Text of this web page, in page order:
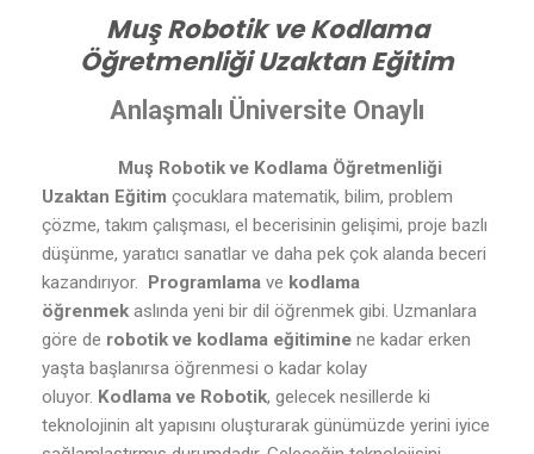
Muş Robotik ve Kodlama
Öğretmenliği Uzaktan Eğitim
Anlaşmalı Üniversite Onaylı
Muş Robotik ve Kodlama Öğretmenliği
Uzaktan Eğitim çocuklara matematik, bilim, problem
çözme, takım çalışması, el becerisinin gelişimi, proje bazlı
düşünme, yaratıcı sanatlar ve daha pek çok alanda beceri
kazandırıyor.
Programlama ve kodlama
öğrenmek aslında yeni bir dil öğrenmek gibi. Uzmanlara
göre de robotik ve kodlama eğitimine ne kadar erken
yaşta başlanırsa öğrenmesi o kadar kolay
oluyor. Kodlama ve Robotik, gelecek nesillerde ki
teknolojinin alt yapısını oluşturarak günümüzde yerini iyice